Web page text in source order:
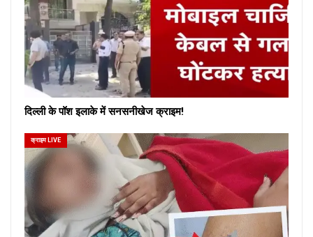
दिल्ली के पॉश इलाके में सनसनीखेज क्राइम!
क्राइम LIVE